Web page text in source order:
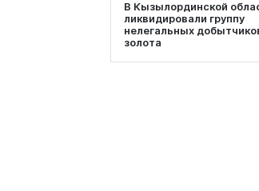
В Кызылординской
ликвидировали группу
нелегальных
золота